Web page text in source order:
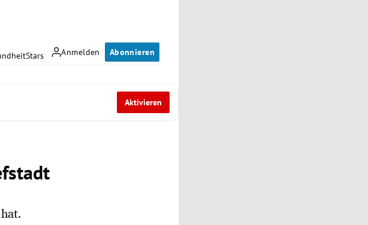
Anmelden Abonnieren
Stars
Aktivieren